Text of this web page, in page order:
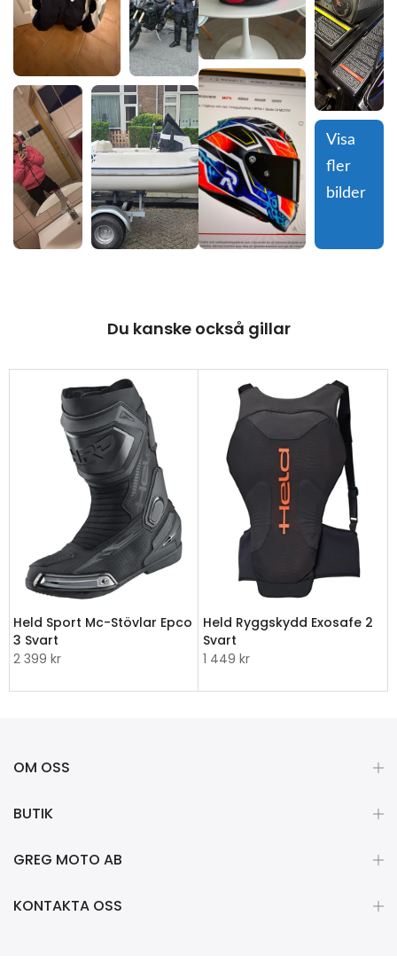
Visa
fler
bilder
Du kanske också gillar
Held Sport Mc-Stövlar Epco
3 Svart
2 399 kr
Held Ryggskydd Exosafe 2
Svart
1 449 kr
OM OSS
BUTIK
GREG MOTO AB
KONTAKTA OSS